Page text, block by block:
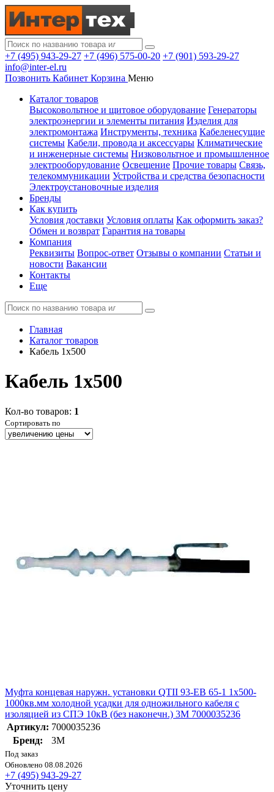
+7 (495) 943-29-27 +7 (496) 575-00-20 +7 (901) 593-29-27
info@inter-el.ru
Позвонить Кабинет Корзина Меню
Каталог товаров
Высоковольтное и щитовое оборудование Генераторы
электроэнергии и элементы питания Изделия для
электромонтажа Инструменты, техника Кабеленесущие
системы Кабели, провода и аксессуары Климатические
и инженерные системы Низковольтное и промышленное
электрооборудование Освещение Прочие товары Связь,
телекоммуникации Устройства и средства безопасности
Электроустановочные изделия
Бренды
Как купить
Условия доставки Условия оплаты Как оформить заказ?
Обмен и возврат Гарантия на товары
Компания
Реквизиты Вопрос-ответ Отзывы о компании Статьи и
новости Вакансии
Контакты
Еще
Главная
Каталог товаров
Кабель 1x500
Кабель 1x500
Кол-во товаров: 1
Сортировать по
Муфта концевая наружн. установки QTII 93-EB 65-1 1х500-
1000кв.мм холодной усадки для одножильного кабеля с
изоляцией из СПЭ 10кВ (без наконечн.) 3М 7000035236
Артикул: 7000035236
Бренд:
3М
Под заказ
Обновлено 08.08.2026
+7 (495) 943-29-27
Уточнить цену